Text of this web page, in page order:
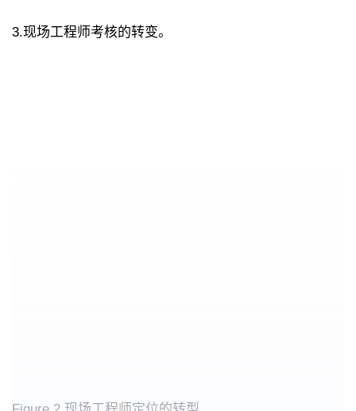
3.现场工程师考核的转变。